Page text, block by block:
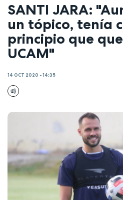
SANTI JARA:
un tópico, tenía
principio que
UCAM"
14 OCT 2020 - 14:35